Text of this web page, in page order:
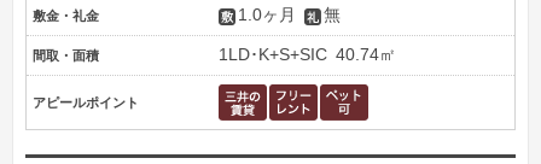
敷金・礼金 1.0ヶ月 無
間取・面積 1LD･K+S+SIC 40.74㎡
アピールポイント